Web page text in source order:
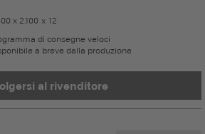
x 2.100 x 12
di consegne veloci
a breve dalla produzione
al rivenditore